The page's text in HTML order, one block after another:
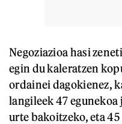
Negoziazioa hasi
egin du kaleratzen
ordainei dagokienez,
langileek 47
urte bakoitzeko, eta